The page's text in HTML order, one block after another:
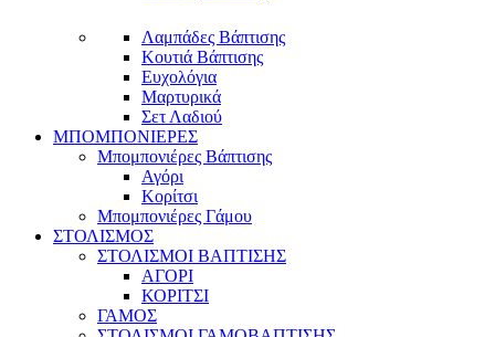
Λαμπάδες Βάπτισης
Κουτιά Βάπτισης
Ευχολόγια
Μαρτυρικά
Σετ Λαδιού
ΜΠΟΜΠΟΝΙΕΡΕΣ
Μπομπονιέρες Βάπτισης
Αγόρι
Κορίτσι
Μπομπονιέρες Γάμου
ΣΤΟΛΙΣΜΟΣ
ΣΤΟΛΙΣΜΟΙ ΒΑΠΤΙΣΗΣ
ΑΓΟΡΙ
ΚΟΡΙΤΣΙ
ΓΑΜΟΣ